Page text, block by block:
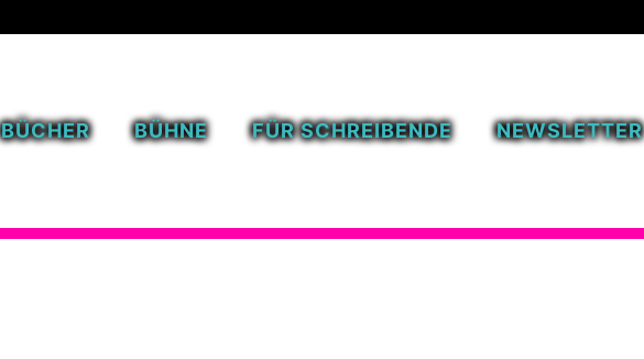
BÜCHER BÜHNE FÜR SCHREIBENDE NEWSLETTER